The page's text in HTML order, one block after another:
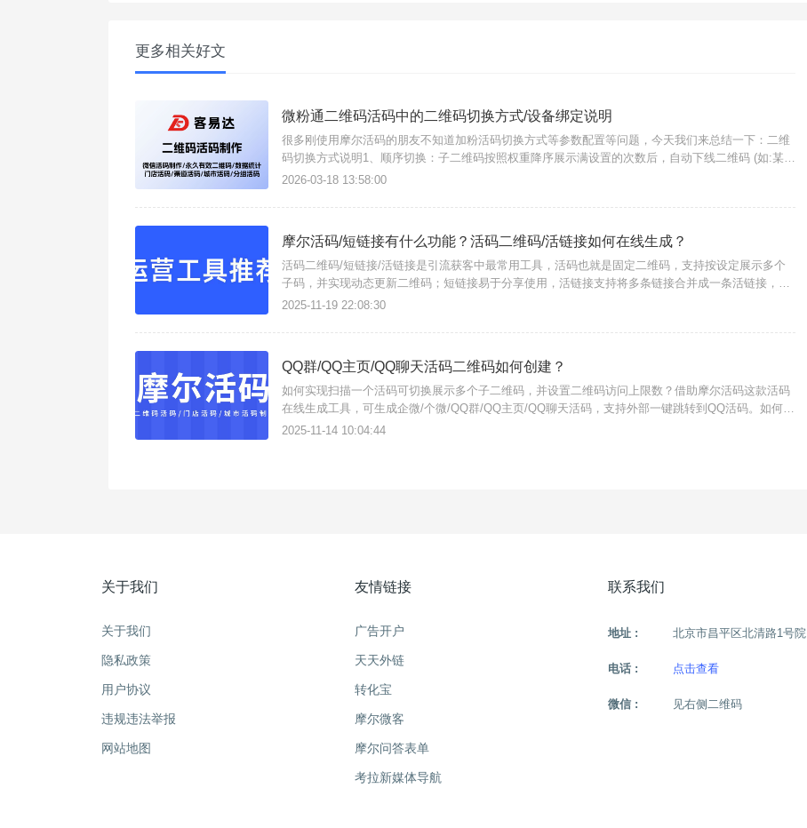
更多相关好文
微粉通二维码活码中的二维码切换方式/设备绑定说明
很多刚使用摩尔活码的朋友不知道加粉活码切换方式等参数配置等问题，今天我们来总结一下：二维
码切换方式说明1、顺序切换：子二维码按照权重降序展示满设置的次数后，自动下线二维码 (如:某客
服加满50人后自动换下一个客服)；2、随机展示：所有可用的子二维码随机展示 (如：所有客服随机
2026-03-18 13:58:00
摩尔活码/短链接有什么功能？活码二维码/活链接如何在线生成？
活码二维码/短链接/活链接是引流获客中最常用工具，活码也就是固定二维码，支持按设定展示多个
子码，并实现动态更新二维码；短链接易于分享使用，活链接支持将多条链接合并成一条活链接，可
实时更改子链接，且支持数据分析统计，这些功能只需进入摩尔活码/短链接这一个工具即可实现。支
2025-11-19 22:08:30
QQ群/QQ主页/QQ聊天活码二维码如何创建？
如何实现扫描一个活码可切换展示多个子二维码，并设置二维码访问上限数？借助摩尔活码这款活码
在线生成工具，可生成企微/个微/QQ群/QQ主页/QQ聊天活码，支持外部一键跳转到QQ活码。如何创
建QQ活码二维码？操作方法如下：1、进入工具官网前往控制台，注册账号获得使用权限；2、配置
2025-11-14 10:04:44
关于我们
关于我们
隐私政策
用户协议
违规违法举报
网站地图
友情链接
广告开户
天天外链
转化宝
摩尔微客
摩尔问答表单
考拉新媒体导航
联系我们
地址 : 北京市昌平区北清路1号院
电话 : 点击查看
微信 : 见右侧二维码